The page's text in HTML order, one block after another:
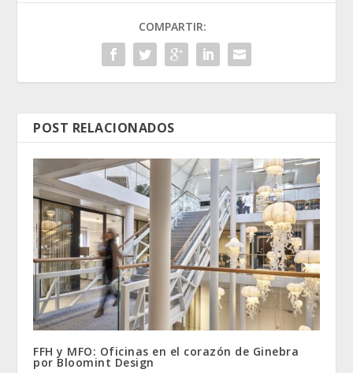
COMPARTIR:
POST RELACIONADOS
FFH y MFO: Oficinas en el corazón de Ginebra
por Bloomint Design